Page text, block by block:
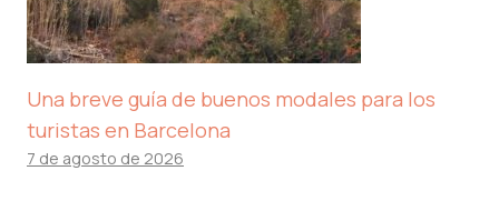
Una breve guía de buenos modales para los
turistas en Barcelona
7 de agosto de 2026